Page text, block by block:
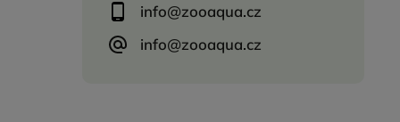
info@zooaqua.cz
info@zooaqua.cz